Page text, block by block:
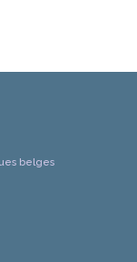
belges